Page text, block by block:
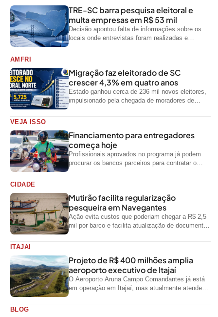
TRE-SC barra pesquisa eleitoral e
multa empresas em R$ 53 mil
Decisão apontou falta de informações sobre os
locais onde entrevistas foram realizadas e
AMFRI
Migração faz eleitorado de SC
crescer 4,3% em quatro anos
Estado ganhou cerca de 236 mil novos eleitores,
impulsionado pela chegada de moradores de
VEJA ISSO
Financiamento para entregadores
começa hoje
Profissionais aprovados no programa já podem
procurar os bancos parceiros para contratar o
CIDADE
Mutirão facilita regularização
pesqueira em Navegantes
Ação evita custos que poderiam chegar a R$ 2,5
mil por barco e facilita atualização de documentos
ITAJAI
Projeto de R$ 400 milhões amplia
aeroporto executivo de Itajaí
O Aeroporto Aruna Campo Comandantes já está
em operação em Itajaí, mas atualmente atende
BLOG